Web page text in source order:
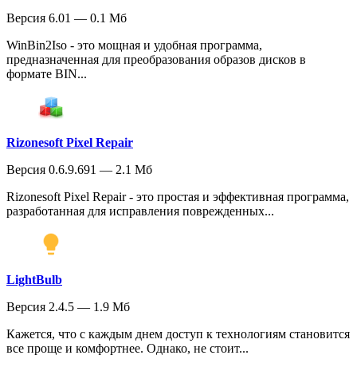
Версия 6.01 — 0.1 Мб
WinBin2Iso - это мощная и удобная программа,
предназначенная для преобразования образов дисков в
формате BIN...
Rizonesoft Pixel Repair
Версия 0.6.9.691 — 2.1 Мб
Rizonesoft Pixel Repair - это простая и эффективная программа,
разработанная для исправления поврежденных...
LightBulb
Версия 2.4.5 — 1.9 Мб
Кажется, что с каждым днем доступ к технологиям становится
все проще и комфортнее. Однако, не стоит...